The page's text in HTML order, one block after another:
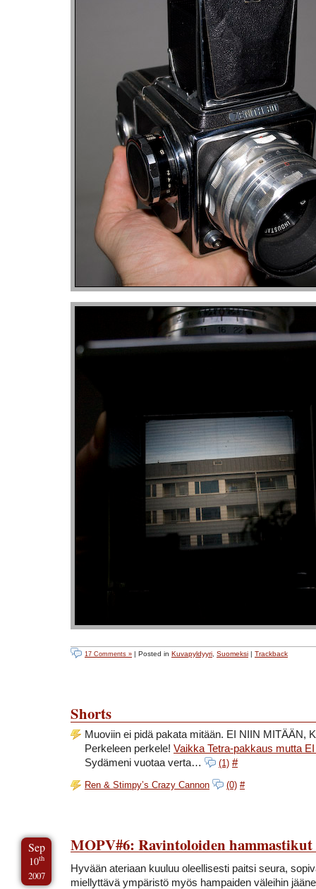
17 Comments » | Posted in Kuvapyldyyri Suomeksi | Trackback
Shorts
Muoviin ei pidä pakata mitään. EI NIIN MITÄÄN,
Perkeleen perkele! Vaikka Tetra-pakkaus mutta
Sydämeni vuotaa verta…
(1) #
Ren & Stimpy’s Crazy Cannon (0) #
Sep
10th
2007
MOPV#6: Ravintoloiden hammastikut
Hyvään ateriaan kuuluu oleellisesti paitsi seura,
miellyttävä ympäristö myös hampaiden väleihin